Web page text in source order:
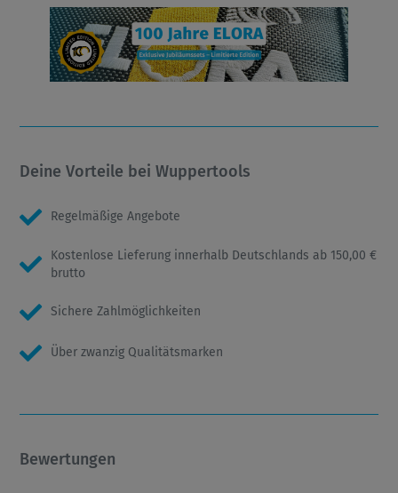
Deine Vorteile bei Wuppertools
Regelmäßige Angebote
Kostenlose Lieferung innerhalb Deutschlands ab 150,00 €
brutto
Sichere Zahlmöglichkeiten
Über zwanzig Qualitätsmarken
Bewertungen